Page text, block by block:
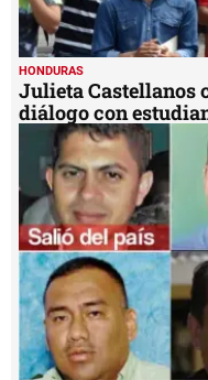
HONDURAS
Julieta Castellanos
diálogo con